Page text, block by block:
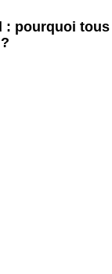
: pourquoi